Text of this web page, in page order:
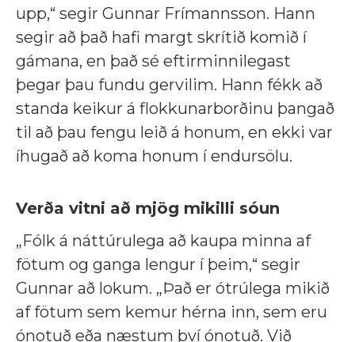
upp,“ segir Gunnar Frímannsson. Hann
segir að það hafi margt skrítið komið í
gámana, en það sé eftirminnilegast
þegar þau fundu gervilim. Hann fékk að
standa keikur á flokkunarborðinu þangað
til að þau fengu leið á honum, en ekki var
íhugað að koma honum í endursölu.
Verða vitni að mjög mikilli sóun
„Fólk á náttúrulega að kaupa minna af
fötum og ganga lengur í þeim,“ segir
Gunnar að lokum. „Það er ótrúlega mikið
af fötum sem kemur hérna inn, sem eru
ónotuð eða næstum því ónotuð. Við